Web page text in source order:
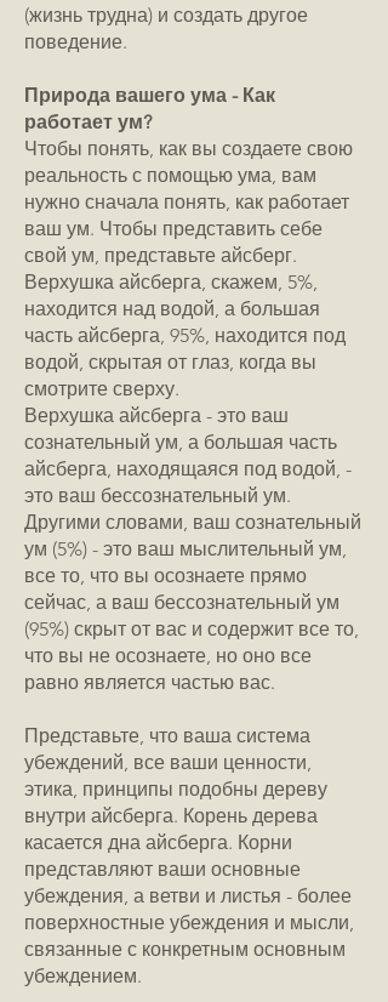
(жизнь трудна) и создать другое
поведение.
Природа вашего ума - Как
работает ум?
Чтобы понять, как вы создаете свою
реальность с помощью ума, вам
нужно сначала понять, как работает
ваш ум. Чтобы представить себе
свой ум, представьте айсберг.
Верхушка айсберга, скажем, 5%,
находится над водой, а большая
часть айсберга, 95%, находится под
водой, скрытая от глаз, когда вы
смотрите сверху.
Верхушка айсберга - это ваш
сознательный ум, а большая часть
айсберга, находящаяся под водой, -
это ваш бессознательный ум.
Другими словами, ваш сознательный
ум (5%) - это ваш мыслительный ум,
все то, что вы осознаете прямо
сейчас, а ваш бессознательный ум
(95%) скрыт от вас и содержит все то,
что вы не осознаете, но оно все
равно является частью вас.
Представьте, что ваша система
убеждений, все ваши ценности,
этика, принципы подобны дереву
внутри айсберга. Корень дерева
касается дна айсберга. Корни
представляют ваши основные
убеждения, а ветви и листья - более
поверхностные убеждения и мысли,
связанные с конкретным основным
убеждением.